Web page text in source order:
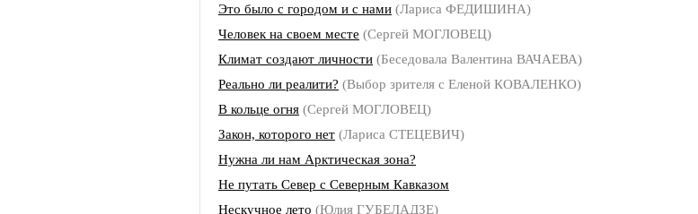
Это было с городом и с нами (Лариса ФЕДИШИНА)
Человек на своем месте (Сергей МОГЛОВЕЦ)
Климат создают личности (Беседовала Валентина ВАЧАЕВА)
Реально ли реалити? (Выбор зрителя с Еленой КОВАЛЕНКО)
В кольце огня (Сергей МОГЛОВЕЦ)
Закон, которого нет (Лариса СТЕЦЕВИЧ)
Нужна ли нам Арктическая зона?
Не путать Север с Северным Кавказом
Нескучное лето (Юлия ГУБЕЛАДЗЕ)